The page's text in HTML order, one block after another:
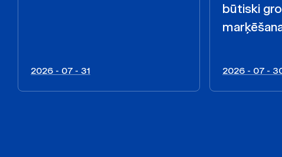
2026 - 07 - 31
būtiski
2026 - 07 -